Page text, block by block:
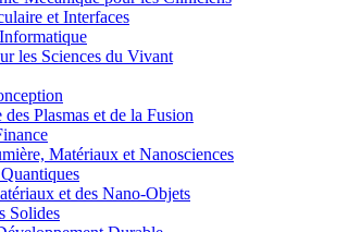
et Interfaces
les Sciences du Vivant
Plasmas et de la Fusion
Matériaux et Nanosciences
et des Nano-Objets
Solides